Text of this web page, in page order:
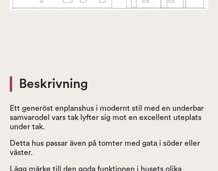
Beskrivning
Ett generöst enplanshus i modernt stil med en underbar
samvarodel vars tak lyfter sig mot en excellent uteplats
under tak.
Detta hus passar även på tomter med gata i söder eller
väster.
Lägg märke till den goda funktionen i husets olika